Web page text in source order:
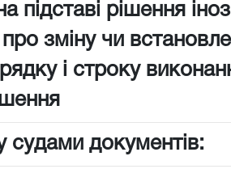
підставі рішення
зміну чи
і строку
судами документів: